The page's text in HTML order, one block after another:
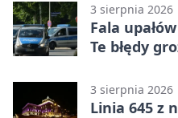
3 sierpnia 2026
Fala
Te błędy
3 sierpnia 2026
Linia 645 z